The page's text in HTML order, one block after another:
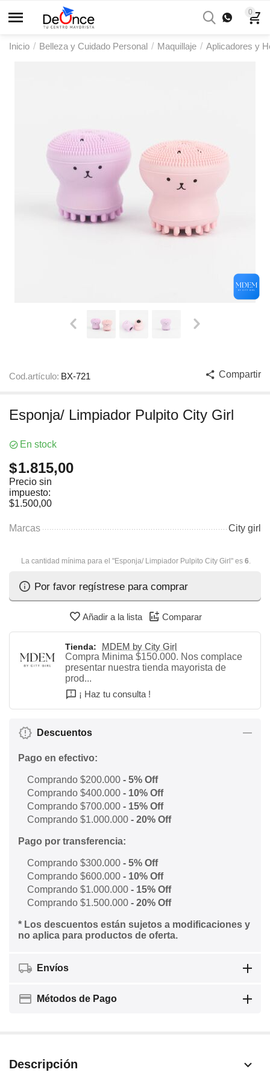
0
Inicio / Belleza y Cuidado Personal / Maquillaje / Aplicadores y
Cod.artículo: BX-721 Compartir
Esponja/ Limpiador Pulpito City Girl
En stock
$1.815,00
Precio sin
impuesto:
$1.500,00
Marcas City girl
La cantidad mínima para el "Esponja/ Limpiador Pulpito City Girl" es 6.
Por favor regístrese para comprar
Añadir a la lista Comparar
Tienda:
MDEM by City Girl
Compra Minima $150.000. Nos complace
presentar nuestra tienda mayorista de
prod...
¡ Haz tu consulta !
Descuentos
Pago en efectivo:
Comprando $200.000 - 5% Off
Comprando $400.000 - 10% Off
Comprando $700.000 - 15% Off
Comprando $1.000.000 - 20% Off
Pago por transferencia:
Comprando $300.000 - 5% Off
Comprando $600.000 - 10% Off
Comprando $1.000.000 - 15% Off
Comprando $1.500.000 - 20% Off
* Los descuentos están sujetos a modificaciones y
no aplica para productos de oferta.
Envíos
Métodos de Pago
Descripción